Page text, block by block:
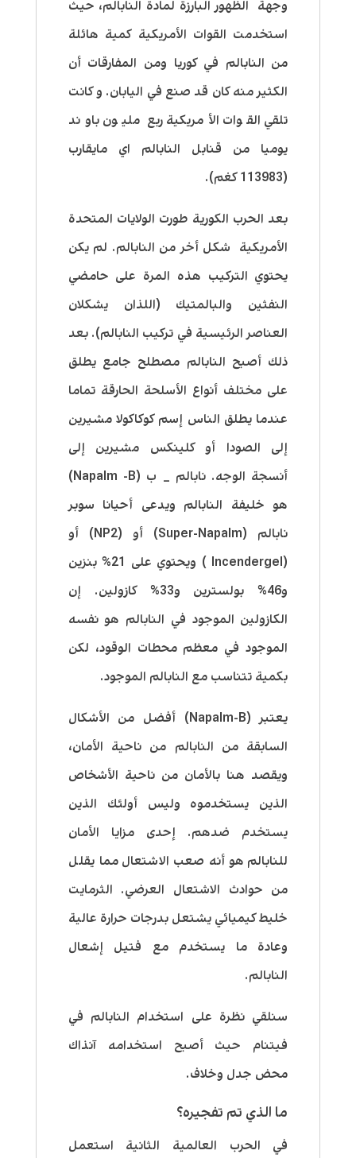
وجهة الظهور البارزة لمادة النابالم، حيث
استخدمت القوات الأمريكية كمية هائلة
من النابالم في كوريا ومن المفارقات أن
الكثير منه كان قد صنع في اليابان. و كانت
تلقي القوات الأمريكية ربع مليون باوند
يوميا من قنابل النابالم اي مايقارب
(113983 كغم).
بعد الحرب الكورية طورت الولايات المتحدة
الأمريكية شكل أخر من النابالم. لم يكن
يحتوي التركيب هذه المرة على حامضي
النفثين والبالمتيك (اللذان يشكلان
العناصر الرئيسية في تركيب النابالم). بعد
ذلك أصبح النابالم مصطلح جامع يطلق
على مختلف أنواع الأسلحة الحارقة تماما
عندما يطلق الناس إسم كوكاكولا مشيرين
إلى الصودا أو كلينكس مشيرين إلى
أنسجة الوجه. نابالم _ ب (Napalm -B)
هو خليفة النابالم ويدعى أحيانا سوبر
نابالم (Super-Napalm) أو (NP2) أو
(Incendergel ) ويحتوي على 21% بنزين
و46% بولسترين و33% كازولين. إن
الكازولين الموجود في النابالم هو نفسه
الموجود في معظم محطات الوقود، لكن
بكمية تتناسب مع النابالم الموجود.
يعتبر (Napalm-B) أفضل من الأشكال
السابقة من النابالم من ناحية الأمان،
ويقصد هنا بالأمان من ناحية الأشخاص
الذين يستخدموه وليس أولئك الذين
يستخدم ضدهم. إحدى مزايا الأمان
للنابالم هو أنه صعب الاشتعال مما يقلل
من حوادث الاشتعال العرضي. الثرمايت
خليط كيميائي يشتعل بدرجات حرارة عالية
وعادة ما يستخدم مع فتيل إشعال
النابالم.
سنلقي نظرة على استخدام النابالم في
فيتنام حيث أصبح استخدامه آنذاك
محض جدل وخلاف.
ما الذي تم تفجيره؟
في الحرب العالمية الثانية استعمل